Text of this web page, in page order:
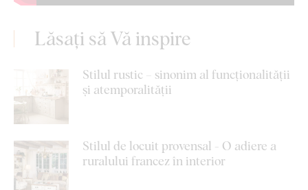
Lăsați să Vă inspire
Stilul rustic – sinonim al funcționalității
și atemporalității
Stilul de locuit provensal - O adiere a
ruralului francez în interior